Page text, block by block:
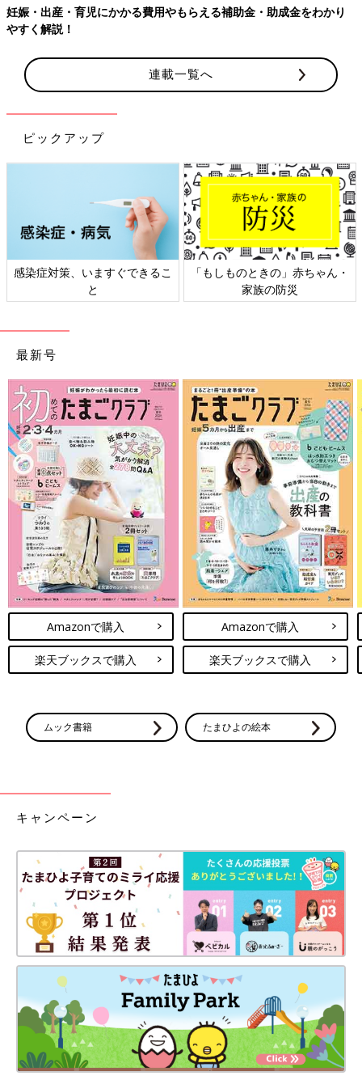
妊娠・出産・育児にかかる費用やもらえる補助金・助成金をわかり
やすく解説！
連載一覧へ
ピックアップ
感染症対策、いますぐできるこ
と
「もしものときの」赤ちゃん・
家族の防災
最新号
Amazonで購入
楽天ブックスで購入
Amazonで購入
楽天ブックスで購入
ムック書籍 たまひよの絵本
キャンペーン